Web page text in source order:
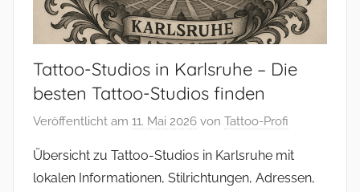
Tattoo-Studios in Karlsruhe – Die
besten Tattoo-Studios finden
Veröffentlicht am 11. Mai 2026 von Tattoo-Profi
Übersicht zu Tattoo-Studios in Karlsruhe mit
lokalen Informationen, Stilrichtungen, Adressen,